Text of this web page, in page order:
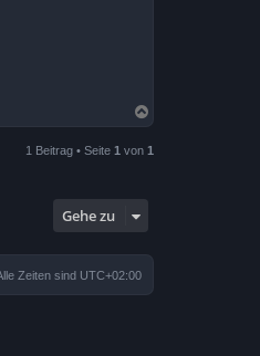
a
h
1 Beitrag • Seite 1 von 1
Gehe zu
Zeiten sind UTC+02:00